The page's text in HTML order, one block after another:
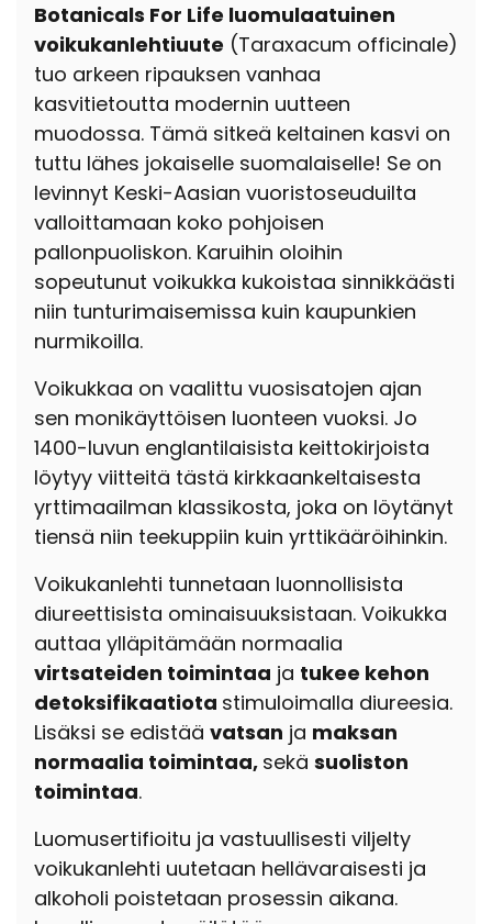
Botanicals For Life luomulaatuinen
voikukanlehtiuute (Taraxacum officinale)
tuo arkeen ripauksen vanhaa
kasvitietoutta modernin uutteen
muodossa. Tämä sitkeä keltainen kasvi on
tuttu lähes jokaiselle suomalaiselle! Se on
levinnyt Keski-Aasian vuoristoseuduilta
valloittamaan koko pohjoisen
pallonpuoliskon. Karuihin oloihin
sopeutunut voikukka kukoistaa sinnikkäästi
niin tunturimaisemissa kuin kaupunkien
nurmikoilla.
Voikukkaa on vaalittu vuosisatojen ajan
sen monikäyttöisen luonteen vuoksi. Jo
1400-luvun englantilaisista keittokirjoista
löytyy viitteitä tästä kirkkaankeltaisesta
yrttimaailman klassikosta, joka on löytänyt
tiensä niin teekuppiin kuin yrttikääröihinkin.
Voikukanlehti tunnetaan luonnollisista
diureettisista ominaisuuksistaan. Voikukka
auttaa ylläpitämään normaalia
virtsateiden toimintaa ja tukee kehon
detoksifikaatiota stimuloimalla diureesia.
Lisäksi se edistää vatsan ja maksan
normaalia toimintaa, sekä suoliston
toimintaa.
Luomusertifioitu ja vastuullisesti viljelty
voikukanlehti uutetaan hellävaraisesti ja
alkoholi poistetaan prosessin aikana.